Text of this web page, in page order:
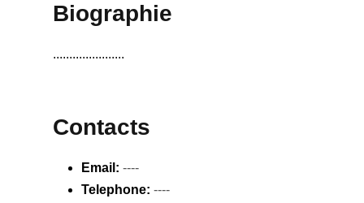
Biographie
......................
Contacts
Email: ----
Telephone: ----